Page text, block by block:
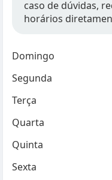
caso de dúvidas,
horários
Domingo
Segunda
Terça
Quarta
Quinta
Sexta